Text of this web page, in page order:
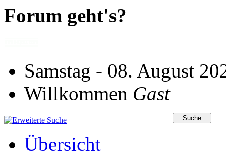
Forum geht's?
Samstag - 08. August
Willkommen Gast
Übersicht